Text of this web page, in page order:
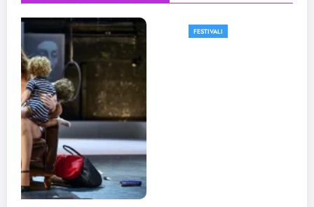
FESTIVALI